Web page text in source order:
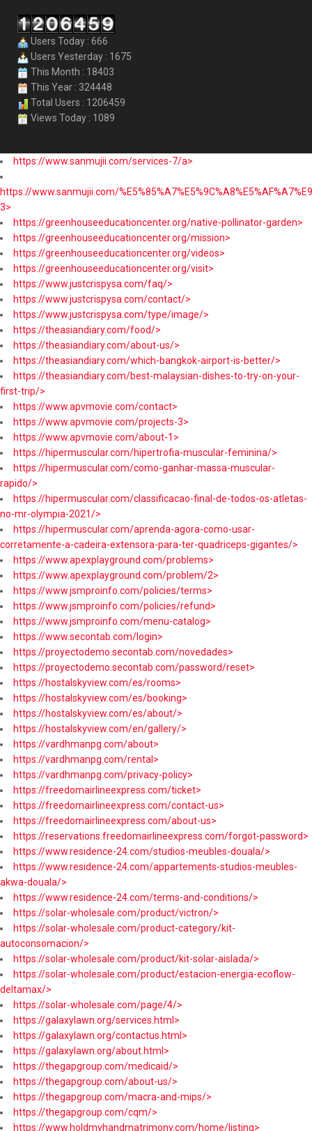
Users Today : 666
Users Yesterday : 1675
This Month : 18403
This Year : 324448
Total Users : 1206459
Views Today : 1089
https://www.sanmujii.com/services-7/a>
https://www.sanmujii.com/
3>
https://greenhouseeducationcenter.org/native-pollinator-garden>
https://greenhouseeducationcenter.org/mission>
https://greenhouseeducationcenter.org/videos>
https://greenhouseeducationcenter.org/visit>
https://www.justcrispysa.com/faq/>
https://www.justcrispysa.com/contact/>
https://www.justcrispysa.com/type/image/>
https://theasiandiary.com/food/>
https://theasiandiary.com/about-us/>
https://theasiandiary.com/which-bangkok-airport-is-better/>
https://theasiandiary.com/best-malaysian-dishes-to-try-on-your-
first-trip/>
https://www.apvmovie.com/contact>
https://www.apvmovie.com/projects-3>
https://www.apvmovie.com/about-1>
https://hipermuscular.com/hipertrofia-muscular-feminina/>
https://hipermuscular.com/como-ganhar-massa-muscular-
rapido/>
https://hipermuscular.com/classificacao-final-de-todos-os-atletas-
no-mr-olympia-2021/>
https://hipermuscular.com/aprenda-agora-como-usar-
corretamente-a-cadeira-extensora-para-ter-quadriceps-gigantes/>
https://www.apexplayground.com/problems>
https://www.apexplayground.com/problem/2>
https://www.jsmproinfo.com/policies/terms>
https://www.jsmproinfo.com/policies/refund>
https://www.jsmproinfo.com/menu-catalog>
https://www.secontab.com/login>
https://proyectodemo.secontab.com/novedades>
https://proyectodemo.secontab.com/password/reset>
https://hostalskyview.com/es/rooms>
https://hostalskyview.com/es/booking>
https://hostalskyview.com/es/about/>
https://hostalskyview.com/en/gallery/>
https://vardhmanpg.com/about>
https://vardhmanpg.com/rental>
https://vardhmanpg.com/privacy-policy>
https://freedomairlineexpress.com/ticket>
https://freedomairlineexpress.com/contact-us>
https://freedomairlineexpress.com/about-us>
https://reservations.freedomairlineexpress.com/forgot-password>
https://www.residence-24.com/studios-meubles-douala/>
https://www.residence-24.com/appartements-studios-meubles-
akwa-douala/>
https://www.residence-24.com/terms-and-conditions/>
https://solar-wholesale.com/product/victron/>
https://solar-wholesale.com/product-category/kit-
autoconsomacion/>
https://solar-wholesale.com/product/kit-solar-aislada/>
https://solar-wholesale.com/product/estacion-energia-ecoflow-
deltamax/>
https://solar-wholesale.com/page/4/>
https://galaxylawn.org/services.html>
https://galaxylawn.org/contactus.html>
https://galaxylawn.org/about.html>
https://thegapgroup.com/medicaid/>
https://thegapgroup.com/about-us/>
https://thegapgroup.com/macra-and-mips/>
https://thegapgroup.com/cqm/>
https://www.holdmyhandmatrimony.com/home/listing>